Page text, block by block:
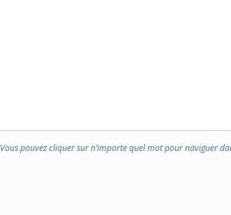
Vous pouvez cliquer sur n’importe quel mot pour naviguer